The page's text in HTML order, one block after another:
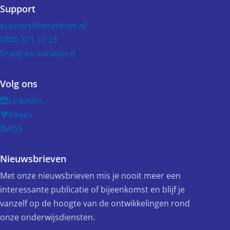
Support
support@kennisnet.nl
0800 321 22 33
Vraag en antwoord
Volg ons
LinkedIn
Vimeo
RSS
Nieuwsbrieven
Met onze nieuwsbrieven mis je nooit meer een
interessante publicatie of bijeenkomst en blijf je
vanzelf op de hoogte van de ontwikkelingen rond
onze onderwijsdiensten.